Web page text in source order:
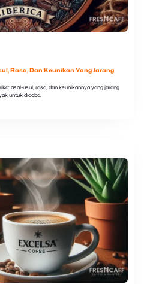
Rasa, Dan Keunikan Yang Jarang
asal-usul, rasa, dan keunikannya yang jarang
untuk dicoba.